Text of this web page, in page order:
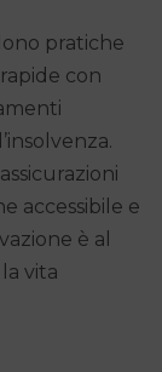
pratiche
con
accessibile e
è al
vita